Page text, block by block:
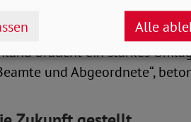
Absage: „Mit unseren
muss den Lebensstandard
braucht ein starkes
und Abgeordnete“,
Alle